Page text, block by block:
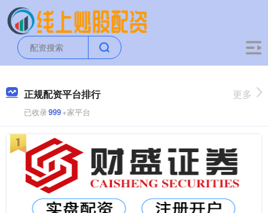
正规配资平台排行
已收录999+家平台
更多